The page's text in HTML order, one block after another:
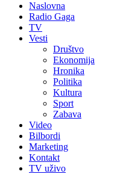
Naslovna
Radio Gaga
TV
Vesti
Društvo
Ekonomija
Hronika
Politika
Kultura
Sport
Zabava
Video
Bilbordi
Marketing
Kontakt
TV uživo